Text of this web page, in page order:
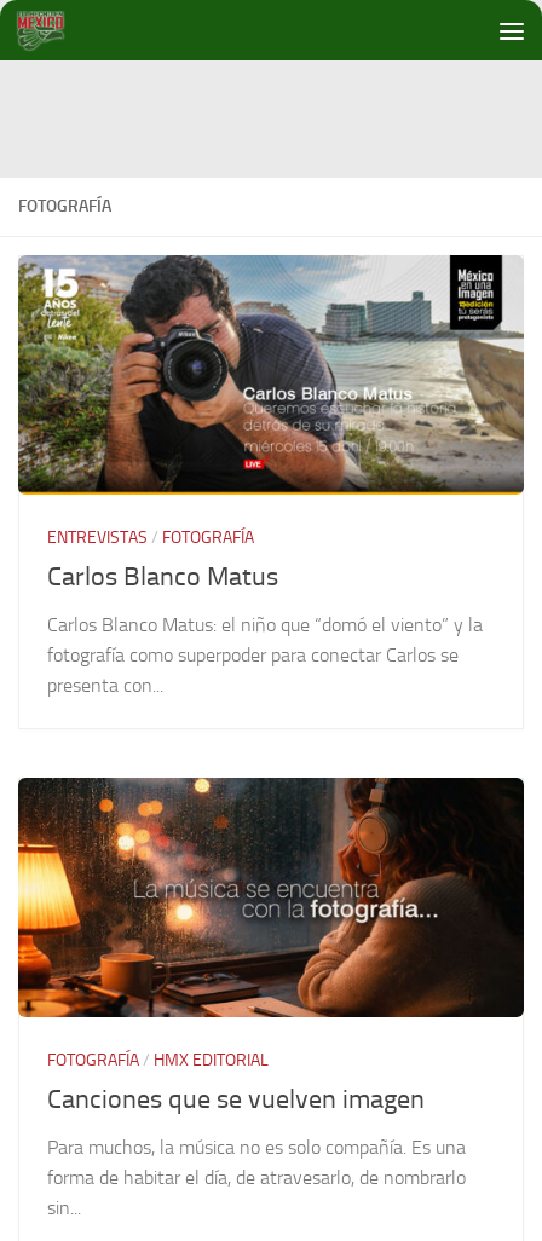
Debajo del contenido
FOTOGRAFÍA
ENTREVISTAS / FOTOGRAFÍA
Carlos Blanco Matus
Carlos Blanco Matus: el niño que “domó el viento” y la
fotografía como superpoder para conectar Carlos se
presenta con...
FOTOGRAFÍA/ HMX EDITORIAL
Canciones que se vuelven imagen
Para muchos, la música no es solo compañía. Es una
forma de habitar el día, de atravesarlo, de nombrarlo
sin...